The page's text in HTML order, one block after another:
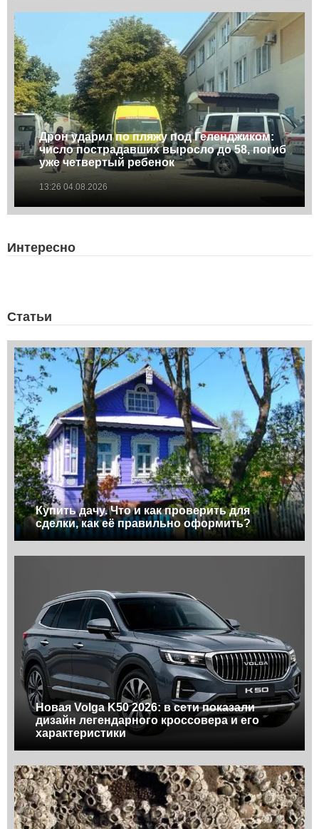
Дрон ударил по пляжу под Геленджиком:
число пострадавших выросло до 58, погиб
уже четвертый ребенок
13:26 04.08.2026
Интересно
Статьи
Купить дачу. Что и как проверить для
сделки, как её правильно оформить?
Новая Volga K50 2026: в сети показали
дизайн легендарного кроссовера и его
характеристики